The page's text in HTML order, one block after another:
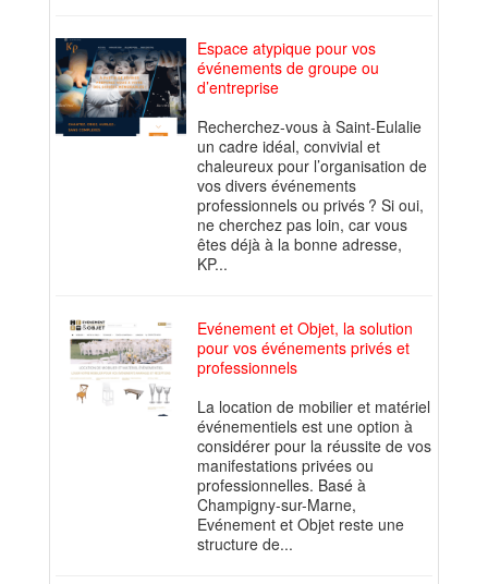
Espace atypique pour vos
événements de groupe ou
d’entreprise
Recherchez-vous à Saint-Eulalie
un cadre idéal, convivial et
chaleureux pour l’organisation de
vos divers événements
professionnels ou privés ? Si oui,
ne cherchez pas loin, car vous
êtes déjà à la bonne adresse,
KP...
Evénement et Objet, la solution
pour vos événements privés et
professionnels
La location de mobilier et matériel
événementiels est une option à
considérer pour la réussite de vos
manifestations privées ou
professionnelles. Basé à
Champigny-sur-Marne,
Evénement et Objet reste une
structure de...